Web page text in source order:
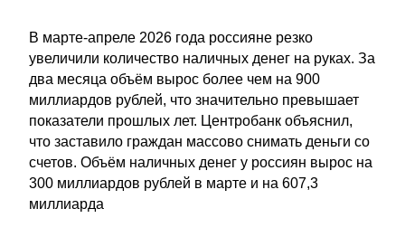
В марте-апреле 2026 года россияне резко
увеличили количество наличных денег на руках. За
два месяца объём вырос более чем на 900
миллиардов рублей, что значительно превышает
показатели прошлых лет. Центробанк объяснил,
что заставило граждан массово снимать деньги со
счетов. Объём наличных денег у россиян вырос на
300 миллиардов рублей в марте и на 607,3
миллиарда